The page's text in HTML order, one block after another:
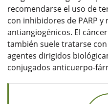
recomendarse el uso de
con inhibidores de PARP y
antiangiogénicos. El
también suele tratarse
agentes dirigidos
conjugados anticuerpo-